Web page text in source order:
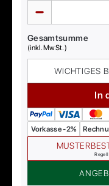
Gesamtsumme
(inkl. MwSt.)
WICHTIGES
In
Vorkasse -2%